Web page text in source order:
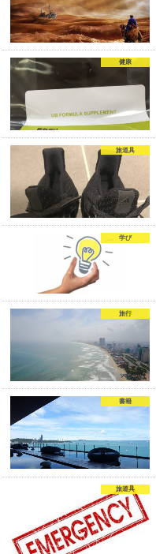
健康
旅道具
学び
旅行
書籍
旅道具